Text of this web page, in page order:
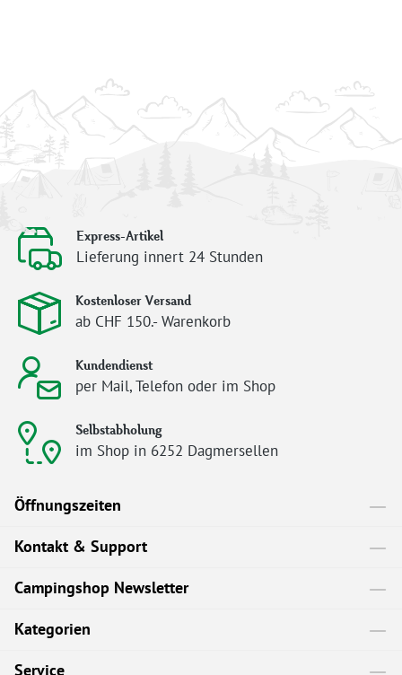
Express-Artikel
Lieferung innert 24 Stunden
Kostenloser Versand
ab CHF 150.- Warenkorb
Kundendienst
per Mail, Telefon oder im Shop
Selbstabholung
im Shop in 6252 Dagmersellen
Öffnungszeiten
Kontakt & Support
Campingshop Newsletter
Kategorien
Service